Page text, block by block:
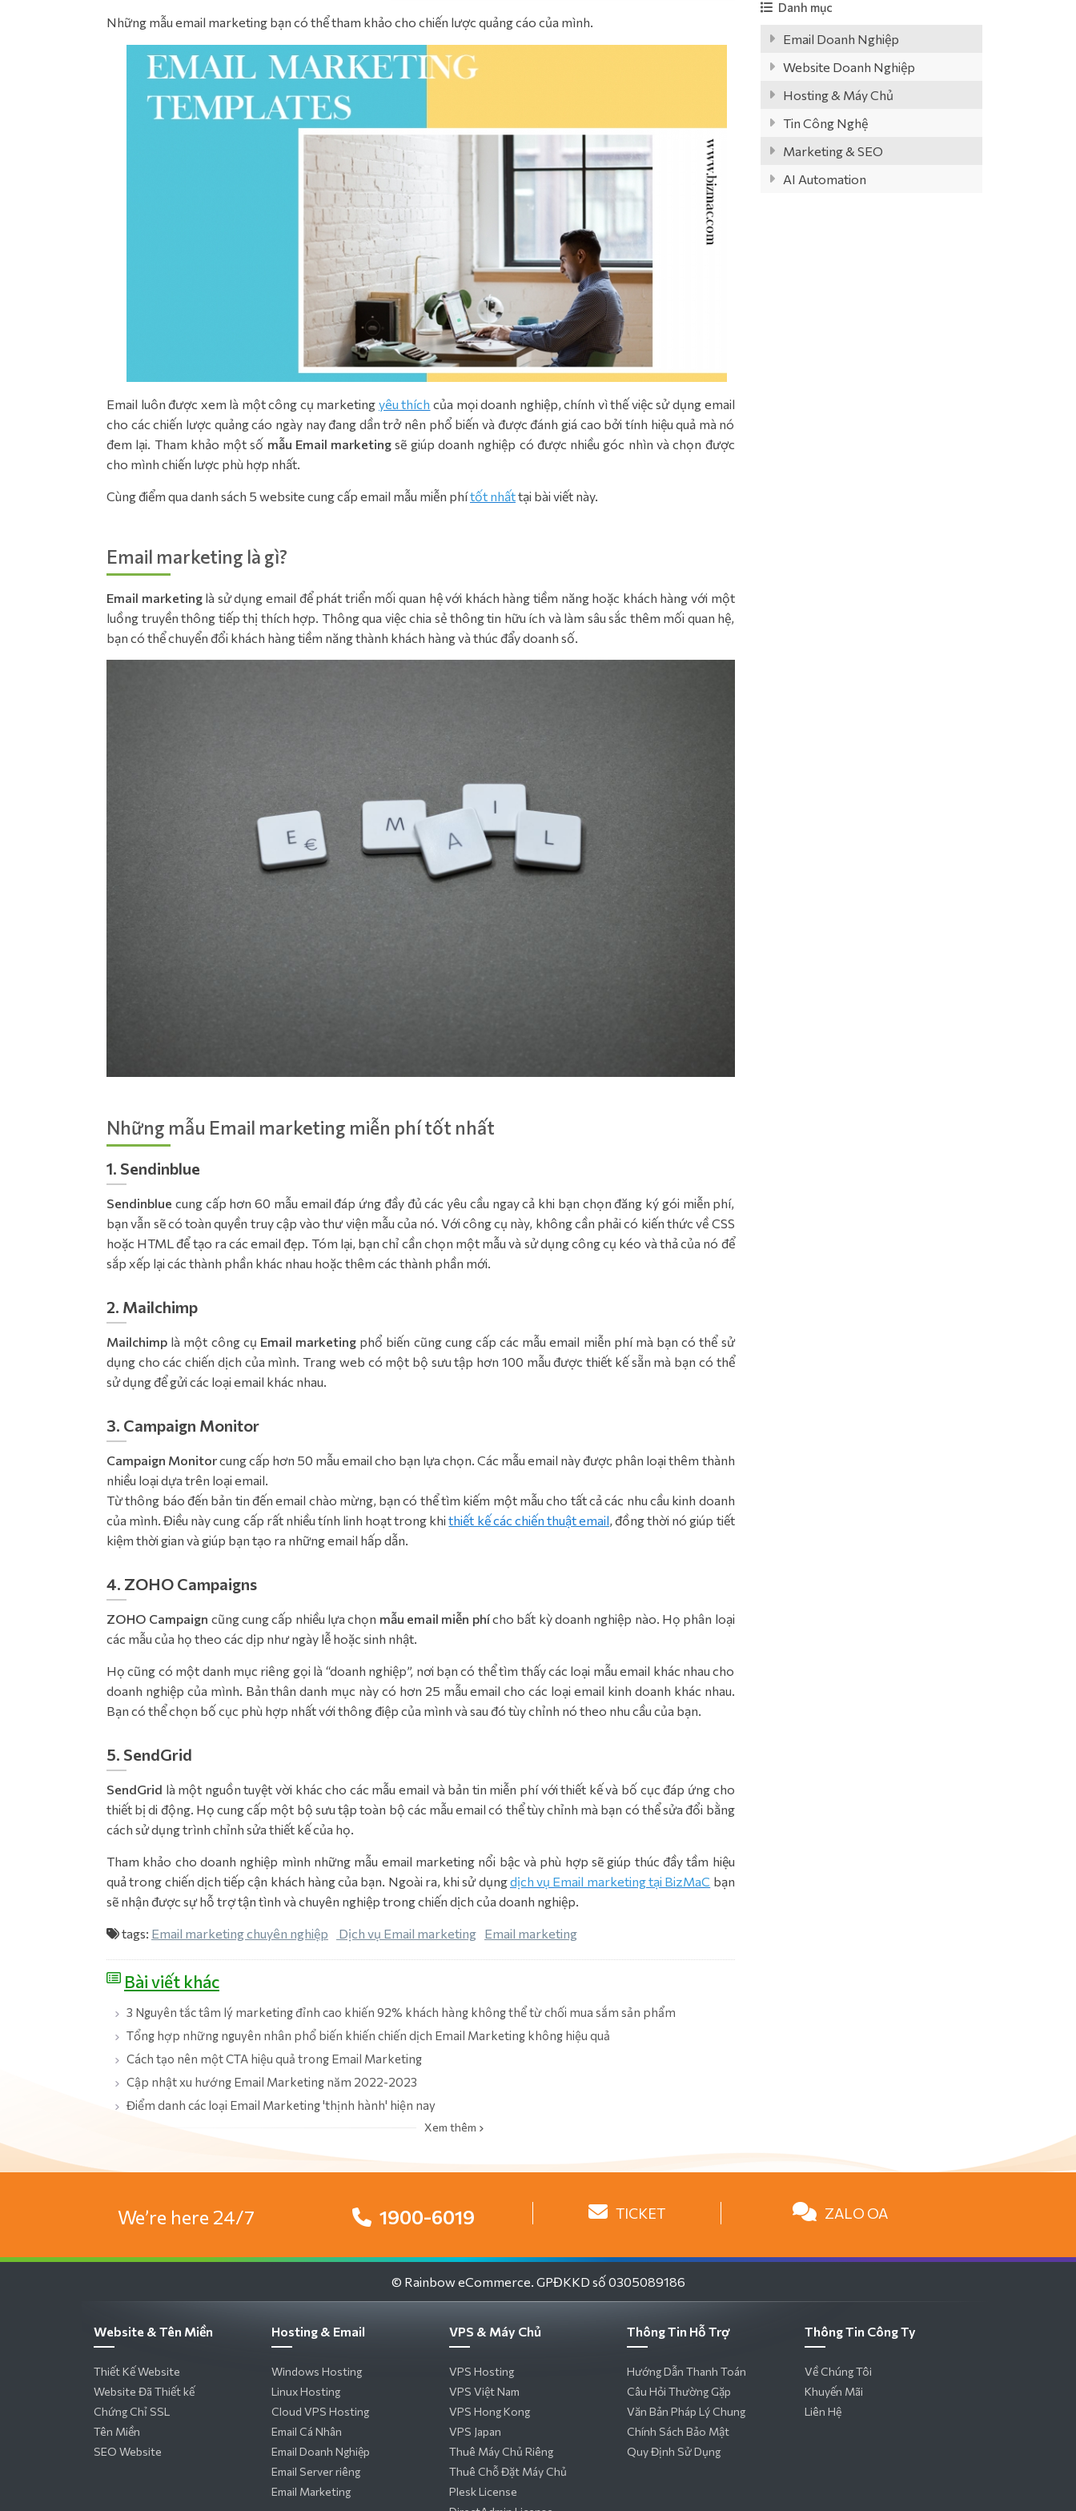
Những mẫu email marketing bạn có thể tham khảo cho chiến lược quảng cáo của mình.
Email luôn được xem là một công cụ marketing yêu thích của mọi doanh nghiệp, chính vì thế việc sử dụng email
cho các chiến lược quảng cáo ngày nay đang dần trở nên phổ biến và được đánh giá cao bởi tính hiệu quả mà nó
đem lại. Tham khảo một số mẫu Email marketing sẽ giúp doanh nghiệp có được nhiều góc nhìn và chọn được
cho mình chiến lược phù hợp nhất.
Cùng điểm qua danh sách 5 website cung cấp email mẫu miễn phítốt nhấttại bài viết này.
Email marketing là gì?
Email marketinglà sử dụng email để phát triển mối quan hệ với khách hàng tiềm năng hoặc khách hàng với một
luồng truyền thông tiếp thị thích hợp. Thông qua việc chia sẻ thông tin hữu ích và làm sâu sắc thêm mối quan hệ,
bạn có thể chuyển đổi khách hàng tiềm năng thành khách hàng và thúc đẩy doanh số.
Những mẫu Email marketing miễn phí tốt nhất
1. Sendinblue
Sendinblue cung cấp hơn 60 mẫu email đáp ứng đầy đủ các yêu cầu ngay cả khi bạn chọn đăng ký gói miễn phí,
bạn vẫn sẽ có toàn quyền truy cập vào thư viện mẫu của nó. Với công cụ này, không cần phải có kiến thức về CSS
hoặc HTML để tạo ra các email đẹp. Tóm lại, bạn chỉ cần chọn một mẫu và sử dụng công cụ kéo và thả của nó để
sắp xếp lại các thành phần khác nhau hoặc thêm các thành phần mới.
2. Mailchimp
Mailchimp là một công cụ Email marketing phổ biến cũng cung cấp các mẫu email miễn phí mà bạn có thể sử
dụng cho các chiến dịch của mình. Trang web có một bộ sưu tập hơn 100 mẫu được thiết kế sẵn mà bạn có thể
sử dụng để gửi các loại email khác nhau.
3. Campaign Monitor
Campaign Monitorcung cấp hơn 50 mẫu email cho bạn lựa chọn. Các mẫu email này được phân loại thêm thành
nhiều loại dựa trên loại email.
Từ thông báo đến bản tin đến email chào mừng, bạn có thể tìm kiếm một mẫu cho tất cả các nhu cầu kinh doanh
của mình. Điều này cung cấp rất nhiều tính linh hoạt trong khithiết kế các chiến thuật email, đồng thời nó giúp tiết
kiệm thời gian và giúp bạn tạo ra những email hấp dẫn.
4. ZOHO Campaigns
ZOHO Campaign cũng cung cấp nhiều lựa chọn mẫu email miễn phícho bất kỳ doanh nghiệp nào. Họ phân loại
các mẫu của họ theo các dịp như ngày lễ hoặc sinh nhật.
Họ cũng có một danh mục riêng gọi là “doanh nghiệp”, nơi bạn có thể tìm thấy các loại mẫu email khác nhau cho
doanh nghiệp của mình. Bản thân danh mục này có hơn 25 mẫu email cho các loại email kinh doanh khác nhau.
Bạn có thể chọn bố cục phù hợp nhất với thông điệp của mình và sau đó tùy chỉnh nó theo nhu cầu của bạn.
5. SendGrid
SendGrid là một nguồn tuyệt vời khác cho các mẫu email và bản tin miễn phí với thiết kế và bố cục đáp ứng cho
thiết bị di động. Họ cung cấp một bộ sưu tập toàn bộ các mẫu email có thể tùy chỉnh mà bạn có thể sửa đổi bằng
cách sử dụng trình chỉnh sửa thiết kế của họ.
Tham khảo cho doanh nghiệp mình những mẫu email marketing nổi bậc và phù hợp sẽ giúp thúc đầy tầm hiệu
quả trong chiến dịch tiếp cận khách hàng của bạn. Ngoài ra, khi sử dụngdịch vụ Email marketing tại BizMaC bạn
sẽ nhận được sự hỗ trợ tận tình và chuyên nghiệp trong chiến dịch của doanh nghiệp.
tags: Email marketing chuyên nghiệp Dịch vụ Email marketing Email marketing
Bài viết khác
3 Nguyên tắc tâm lý marketing đỉnh cao khiến 92% khách hàng không thể từ chối mua sắm sản phẩm
Tổng hợp những nguyên nhân phổ biến khiến chiến dịch Email Marketing không hiệu quả
Cách tạo nên một CTA hiệu quả trong Email Marketing
Cập nhật xu hướng Email Marketing năm 2022-2023
Điểm danh các loại Email Marketing 'thịnh hành' hiện nay
Xem thêm
Danh mục
Email Doanh Nghiệp
Website Doanh Nghiệp
Hosting & Máy Chủ
Tin Công Nghệ
Marketing & SEO
AI Automation
We’re here 24/7 1900-6019 TICKET ZALO OA
© Rainbow eCommerce. GPĐKKD số 0305089186
Website & Tên Miền
Thiết Kế Website
Website Đã Thiết kế
Chứng Chỉ SSL
Tên Miền
SEO Website
Hosting & Email
Windows Hosting
Linux Hosting
Cloud VPS Hosting
Email Cá Nhân
Email Doanh Nghiệp
Email Server riêng
Email Marketing
VPS & Máy Chủ
VPS Hosting
VPS Việt Nam
VPS Hong Kong
VPS Japan
Thuê Máy Chủ Riêng
Thuê Chỗ Đặt Máy Chủ
Plesk License
Thông Tin Hỗ Trợ
Hướng Dẫn Thanh Toán
Câu Hỏi Thường Gặp
Văn Bản Pháp Lý Chung
Chính Sách Bảo Mật
Quy Định Sử Dụng
Thông Tin Công Ty
Về Chúng Tôi
Khuyến Mãi
Liên Hệ